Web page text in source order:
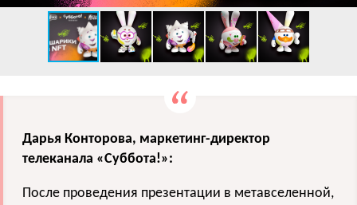
Дарья Конторова, маркетинг-директор
телеканала «Суббота!»:
После проведения презентации в метавселенной,